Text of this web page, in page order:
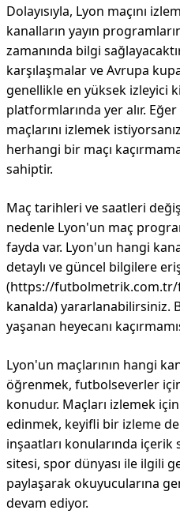
Dolayısıyla, Lyon maçını
kanalların yayın
zamanında bilgi
karşılaşmalar ve Avrupa
genellikle en yüksek izleyici
platformlarında yer alır.
maçlarını izlemek
herhangi bir maçı
sahiptir.
Maç tarihleri ve saatleri
nedenle Lyon'un maç
fayda var. Lyon'un hangi
detaylı ve güncel bilgilere
(https://
kanalda) yararlanabilirsiniz.
yaşanan heyecanı
Lyon'un maçlarının hangi
öğrenmek, futbolseverler
konudur. Maçları izlemek
edinmek, keyifli bir izleme
inşaatları konularında
sitesi, spor dünyası ile ilgili
paylaşarak okuyucularına
devam ediyor.